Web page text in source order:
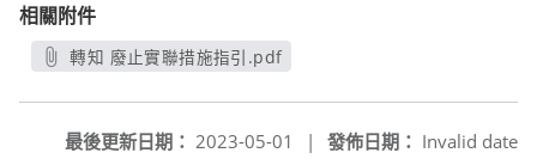
相關附件
轉知 廢止實聯措施指引.pdf
發佈日期： Invalid date
最後更新日期： 2023-05-01
|